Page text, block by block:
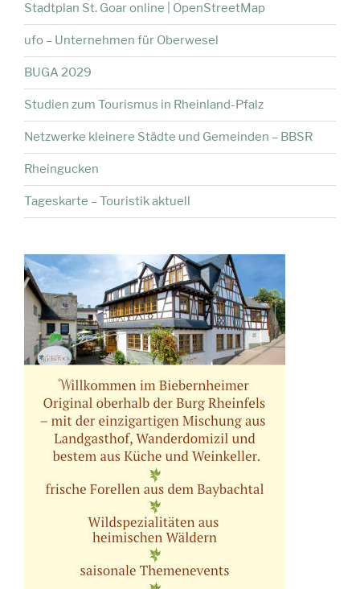
Stadtplan St. Goar online | OpenStreetMap
ufo – Unternehmen für Oberwesel
BUGA 2029
Studien zum Tourismus in Rheinland-Pfalz
Netzwerke kleinere Städte und Gemeinden – BBSR
Rheingucken
Tageskarte – Touristik aktuell